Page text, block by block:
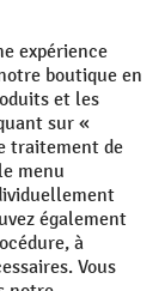
delivery charges,
La remise ne
de le combiner
réduction. | ² Une